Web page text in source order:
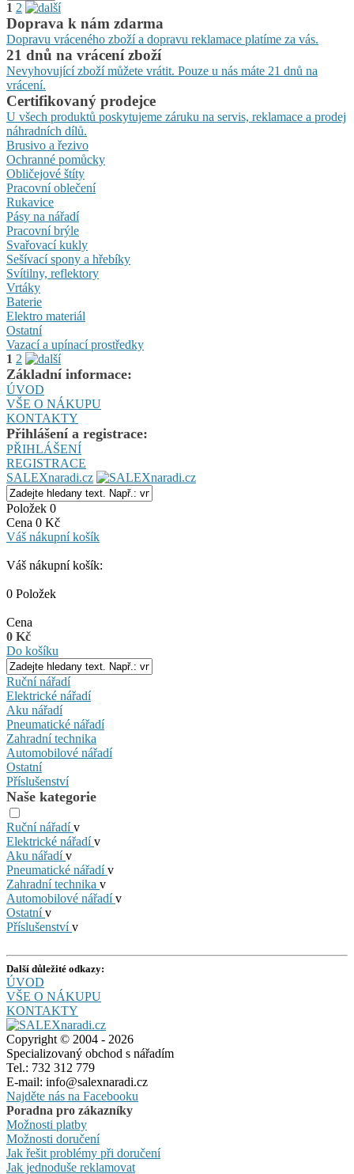
1 2
Doprava k nám zdarma
Dopravu vráceného zboží a dopravu reklamace platíme za vás.
21 dnů na vrácení zboží
Nevyhovující zboží můžete vrátit. Pouze u nás máte 21 dnů na
vrácení.
Certifikovaný prodejce
U všech produktů poskytujeme záruku na servis, reklamace a prodej
náhradních dílů.
Brusivo a řezivo
Ochranné pomůcky
Obličejové štíty
Pracovní oblečení
Rukavice
Pásy na nářadí
Pracovní brýle
Svařovací kukly
Sešívací spony a hřebíky
Svítilny, reflektory
Vrtáky
Baterie
Elektro materiál
Ostatní
Vazací a upínací prostředky
1 2
Základní informace:
ÚVOD
VŠE O NÁKUPU
KONTAKTY
Přihlášení a registrace:
PŘIHLÁŠENÍ
REGISTRACE
SALEXnaradi.cz
Položek 0
Cena 0 Kč
Váš nákupní košík
Váš nákupní košík:
0 Položek
Cena
0 Kč
Do košíku
Ruční nářadí
Elektrické nářadí
Aku nářadí
Pneumatické nářadí
Zahradní technika
Automobilové nářadí
Ostatní
Příslušenství
Naše kategorie
Ruční nářadív
Elektrické nářadív
Aku nářadív
Pneumatické nářadív
Zahradní technika v
Automobilové nářadív
Ostatnív
Příslušenstvív
Další důležité odkazy:
ÚVOD
VŠE O NÁKUPU
KONTAKTY
Copyright © 2004 - 2026
Specializovaný obchod s nářadím
Tel.: 732 312 779
E-mail: info@salexnaradi.cz
Najděte nás na Facebooku
Poradna pro zákazníky
Možnosti platby
Možnosti doručení
Jak řešit problémy při doručení
Jak jednoduše reklamovat